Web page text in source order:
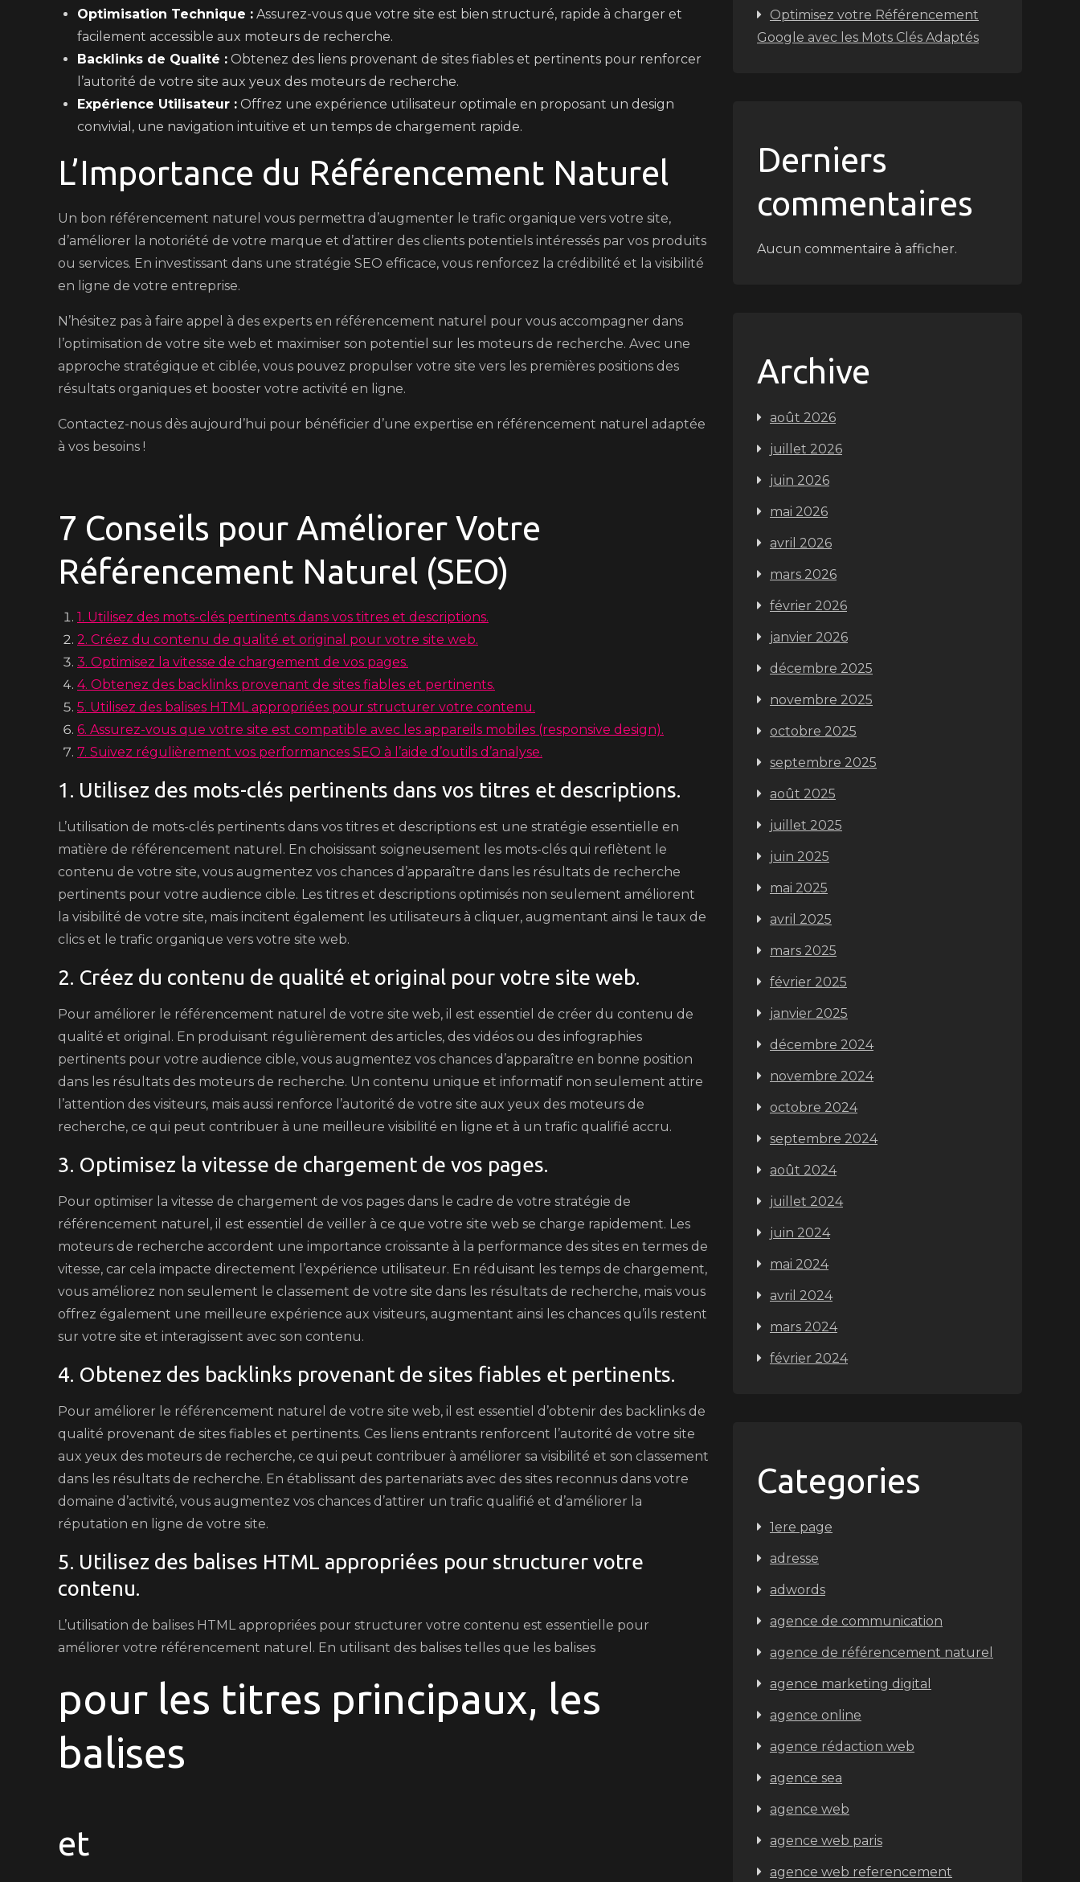
Optimisation Technique : Assurez-vous que votre site est bien structuré, rapide à charger et
facilement accessible aux moteurs de recherche.
Backlinks de Qualité : Obtenez des liens provenant de sites fiables et pertinents pour renforcer
l’autorité de votre site aux yeux des moteurs de recherche.
Expérience Utilisateur : Offrez une expérience utilisateur optimale en proposant un design
convivial, une navigation intuitive et un temps de chargement rapide.
L’Importance du Référencement Naturel
Un bon référencement naturel vous permettra d’augmenter le trafic organique vers votre site,
d’améliorer la notoriété de votre marque et d’attirer des clients potentiels intéressés par vos produits
ou services. En investissant dans une stratégie SEO efficace, vous renforcez la crédibilité et la visibilité
en ligne de votre entreprise.
N’hésitez pas à faire appel à des experts en référencement naturel pour vous accompagner dans
l’optimisation de votre site web et maximiser son potentiel sur les moteurs de recherche. Avec une
approche stratégique et ciblée, vous pouvez propulser votre site vers les premières positions des
résultats organiques et booster votre activité en ligne.
Contactez-nous dès aujourd’hui pour bénéficier d’une expertise en référencement naturel adaptée
à vos besoins !
7 Conseils pour Améliorer Votre
Référencement Naturel (SEO)
1. Utilisez des mots-clés pertinents dans vos titres et descriptions.
2. Créez du contenu de qualité et original pour votre site web.
3. Optimisez la vitesse de chargement de vos pages.
4. Obtenez des backlinks provenant de sites fiables et pertinents.
5. Utilisez des balises HTML appropriées pour structurer votre contenu.
6. Assurez-vous que votre site est compatible avec les appareils mobiles (responsive design).
7. Suivez régulièrement vos performances SEO à l’aide d’outils d’analyse.
1. Utilisez des mots-clés pertinents dans vos titres et descriptions.
L’utilisation de mots-clés pertinents dans vos titres et descriptions est une stratégie essentielle en
matière de référencement naturel. En choisissant soigneusement les mots-clés qui reflètent le
contenu de votre site, vous augmentez vos chances d’apparaître dans les résultats de recherche
pertinents pour votre audience cible. Les titres et descriptions optimisés non seulement améliorent
la visibilité de votre site, mais incitent également les utilisateurs à cliquer, augmentant ainsi le taux de
clics et le trafic organique vers votre site web.
2. Créez du contenu de qualité et original pour votre site web.
Pour améliorer le référencement naturel de votre site web, il est essentiel de créer du contenu de
qualité et original. En produisant régulièrement des articles, des vidéos ou des infographies
pertinents pour votre audience cible, vous augmentez vos chances d’apparaître en bonne position
dans les résultats des moteurs de recherche. Un contenu unique et informatif non seulement attire
l’attention des visiteurs, mais aussi renforce l’autorité de votre site aux yeux des moteurs de
recherche, ce qui peut contribuer à une meilleure visibilité en ligne et à un trafic qualifié accru.
3. Optimisez la vitesse de chargement de vos pages.
Pour optimiser la vitesse de chargement de vos pages dans le cadre de votre stratégie de
référencement naturel, il est essentiel de veiller à ce que votre site web se charge rapidement. Les
moteurs de recherche accordent une importance croissante à la performance des sites en termes de
vitesse, car cela impacte directement l’expérience utilisateur. En réduisant les temps de chargement,
vous améliorez non seulement le classement de votre site dans les résultats de recherche, mais vous
offrez également une meilleure expérience aux visiteurs, augmentant ainsi les chances qu’ils restent
sur votre site et interagissent avec son contenu.
4. Obtenez des backlinks provenant de sites fiables et pertinents.
Pour améliorer le référencement naturel de votre site web, il est essentiel d’obtenir des backlinks de
qualité provenant de sites fiables et pertinents. Ces liens entrants renforcent l’autorité de votre site
aux yeux des moteurs de recherche, ce qui peut contribuer à améliorer sa visibilité et son classement
dans les résultats de recherche. En établissant des partenariats avec des sites reconnus dans votre
domaine d’activité, vous augmentez vos chances d’attirer un trafic qualifié et d’améliorer la
réputation en ligne de votre site.
5. Utilisez des balises HTML appropriées pour structurer votre
contenu.
L’utilisation de balises HTML appropriées pour structurer votre contenu est essentielle pour
améliorer votre référencement naturel. En utilisant des balises telles que les balises
pour les titres principaux, les
balises
et
Optimisez votre Référencement
Google avec les Mots Clés Adaptés
Derniers
commentaires
Aucun commentaire à afficher.
Archive
août 2026
juillet 2026
juin 2026
mai 2026
avril 2026
mars 2026
février 2026
janvier 2026
décembre 2025
novembre 2025
octobre 2025
septembre 2025
août 2025
juillet 2025
juin 2025
mai 2025
avril 2025
mars 2025
février 2025
janvier 2025
décembre 2024
novembre 2024
octobre 2024
septembre 2024
août 2024
juillet 2024
juin 2024
mai 2024
avril 2024
mars 2024
février 2024
Categories
1ere page
adresse
adwords
agence de communication
agence de référencement naturel
agence marketing digital
agence online
agence rédaction web
agence sea
agence web
agence web paris
agence web referencement